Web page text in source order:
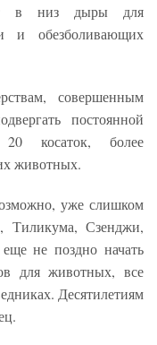
в низ дыры для
и обезболивающих
совершенным
постоянной
косаток, более
животных.
уже слишком
Тиликума, Сзенджи,
не поздно начать
для животных, все
Десятилетиям